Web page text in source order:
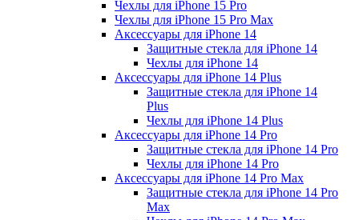
Чехлы для iPhone 15 Pro
Чехлы для iPhone 15 Pro Max
Аксессуары для iPhone 14
Защитные стекла для iPhone 14
Чехлы для iPhone 14
Аксессуары для iPhone 14 Plus
Защитные стекла для iPhone 14
Plus
Чехлы для iPhone 14 Plus
Аксессуары для iPhone 14 Pro
Защитные стекла для iPhone 14 Pro
Чехлы для iPhone 14 Pro
Аксессуары для iPhone 14 Pro Max
Защитные стекла для iPhone 14 Pro
Max